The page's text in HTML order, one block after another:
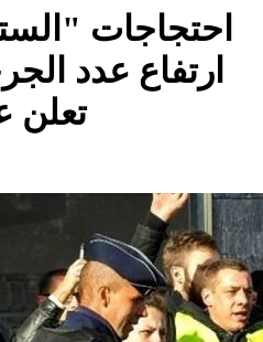
احتجاجات
ارتفاع عدد